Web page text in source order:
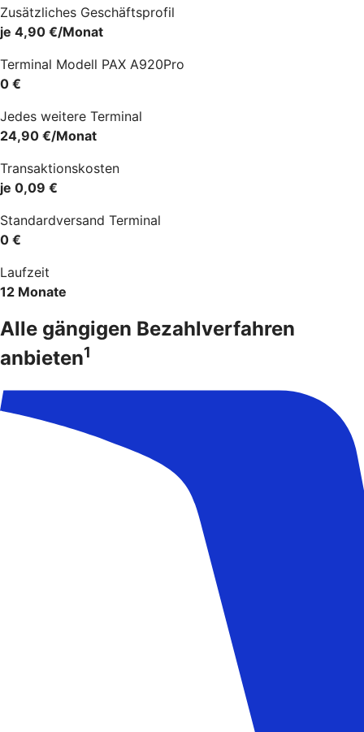
Zusätzliches Geschäftsprofil
je 4,90 €/Monat
Terminal Modell PAX A920Pro
0 €
Jedes weitere Terminal
24,90 €/Monat
Transaktionskosten
je 0,09 €
Standardversand Terminal
0 €
Laufzeit
12 Monate
Alle gängigen Bezahlverfahren
anbieten1